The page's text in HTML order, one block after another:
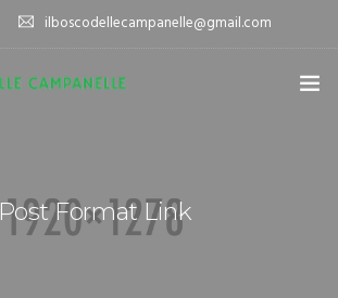
ilboscodellecampanelle@gmail.com
Post Format Link